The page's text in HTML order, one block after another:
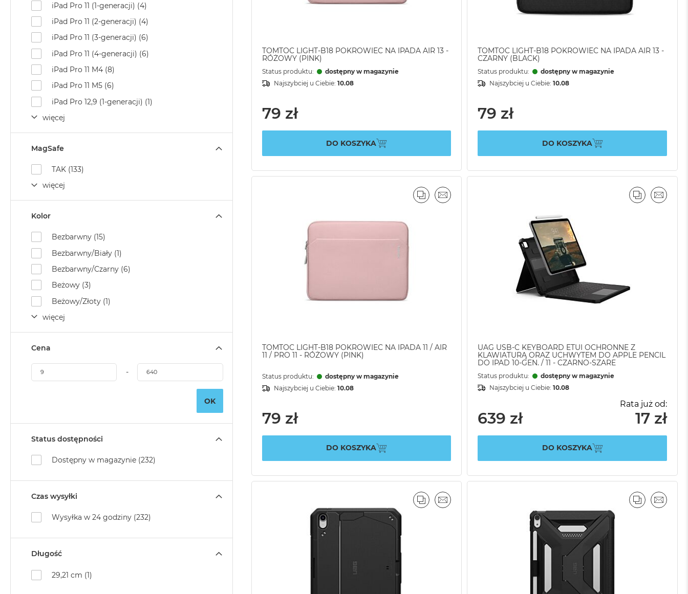
TOMTOC LIGHT-B18 POKROWIEC NA IPADA AIR 13 -
RÓŻOWY (PINK)
Status produktu:
dostępny w magazynie
Najszybciej u Ciebie: 10.08
79 zł
DO KOSZYKA
TOMTOC LIGHT-B18 POKROWIEC NA IPADA AIR 13 -
CZARNY (BLACK)
Status produktu:
dostępny w magazynie
Najszybciej u Ciebie:10.08
79 zł
DO KOSZYKA
TOMTOC LIGHT-B18 POKROWIEC NA IPADA 11 / AIR
11 / PRO 11 - RÓŻOWY (PINK)
Status produktu:
dostępny w magazynie
Najszybciej u Ciebie: 10.08
79 zł
DO KOSZYKA
PORÓWNAJ
EMAIL
UAG USB-C KEYBOARD ETUI OCHRONNE Z
KLAWIATURĄ ORAZ UCHWYTEM DO APPLE PENCIL
DO IPAD 10-GEN. / 11 - CZARNO-SZARE
Status produktu:
dostępny w magazynie
Najszybciej u Ciebie:10.08
639 zł
Rata już od:
17 zł
DO KOSZYKA
PORÓWNAJ
EMAIL
PORÓWNAJ
EMAIL PORÓWNAJ
EMAIL
iPad Pro 11 (1-generacji) (4)
iPad Pro 11 (2-generacji) (4)
iPad Pro 11 (3-generacji) (6)
iPad Pro 11 (4-generacji) (6)
iPad Pro 11 M4 (8)
iPad Pro 11 M5 (6)
iPad Pro 12,9 (1-generacji) (1)
więcej
MagSafe
TAK (133)
więcej
Kolor
Bezbarwny (15)
Bezbarwny/Biały (1)
Bezbarwny/Czarny (6)
Beżowy (3)
Beżowy/Złoty (1)
więcej
Cena
-
OK
Status dostępności
Dostępny w magazynie (232)
Czas wysyłki
Wysyłka w 24 godziny (232)
Długość
29,21 cm (1)